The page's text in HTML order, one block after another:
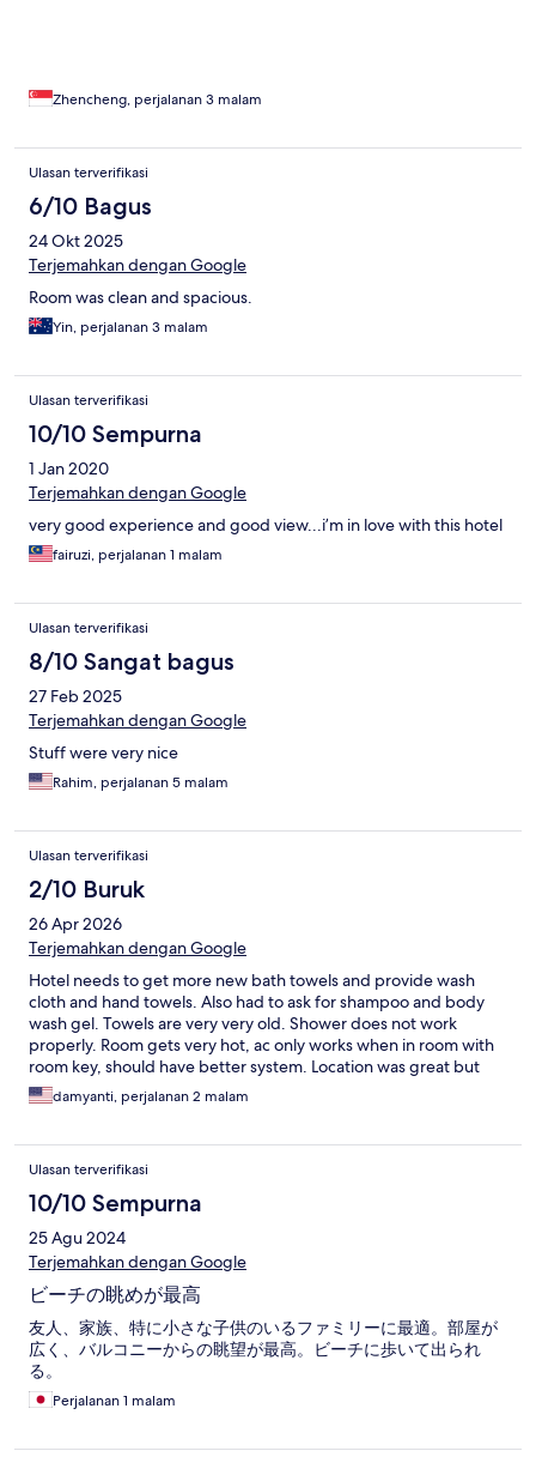
Zhencheng, perjalanan 3 malam
Ulasan terverifikasi
6/10 Bagus
24 Okt 2025
Terjemahkan dengan Google
Room was clean and spacious.
Yin, perjalanan 3 malam
Ulasan terverifikasi
10/10 Sempurna
1 Jan 2020
Terjemahkan dengan Google
very good experience and good view...i’m in love with this hotel
fairuzi, perjalanan 1 malam
Ulasan terverifikasi
8/10 Sangat bagus
27 Feb 2025
Terjemahkan dengan Google
Stuff were very nice
Rahim, perjalanan 5 malam
Ulasan terverifikasi
2/10 Buruk
26 Apr 2026
Terjemahkan dengan Google
Hotel needs to get more new bath towels and provide wash
cloth and hand towels. Also had to ask for shampoo and body
wash gel. Towels are very very old. Shower does not work
properly. Room gets very hot, ac only works when in room with
room key, should have better system. Location was great but
won’t stay here again
damyanti, perjalanan 2 malam
Ulasan terverifikasi
10/10 Sempurna
25 Agu 2024
Terjemahkan dengan Google
ビーチの眺めが最高
友人、家族、特に小さな子供のいるファミリーに最適。部屋が
広く、バルコニーからの眺望が最高。ビーチに歩いて出られ
る。
Perjalanan 1 malam